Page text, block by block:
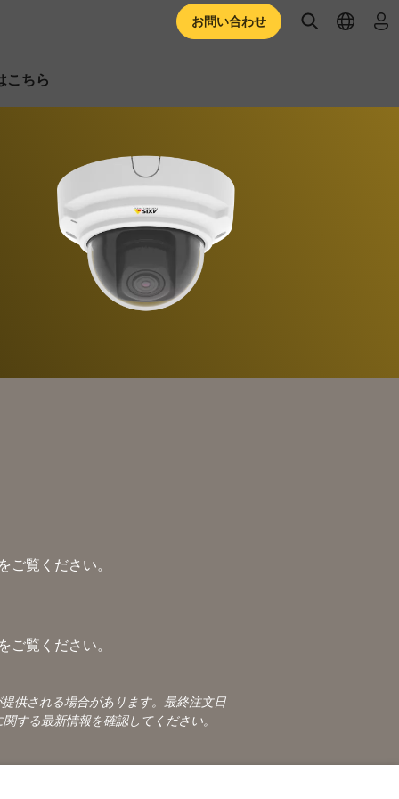
こちら
お問い合わせ openopen
をご覧ください。
覧ください。
供される場合があります。最終注文日
する最新情報を確認してください。